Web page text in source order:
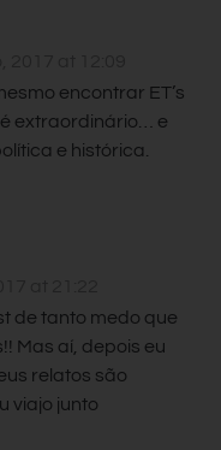
encontrar ET’s
é extraordinário… e
e histórica.
de tanto medo que
Mas aí, depois eu
relatos são
viajo junto